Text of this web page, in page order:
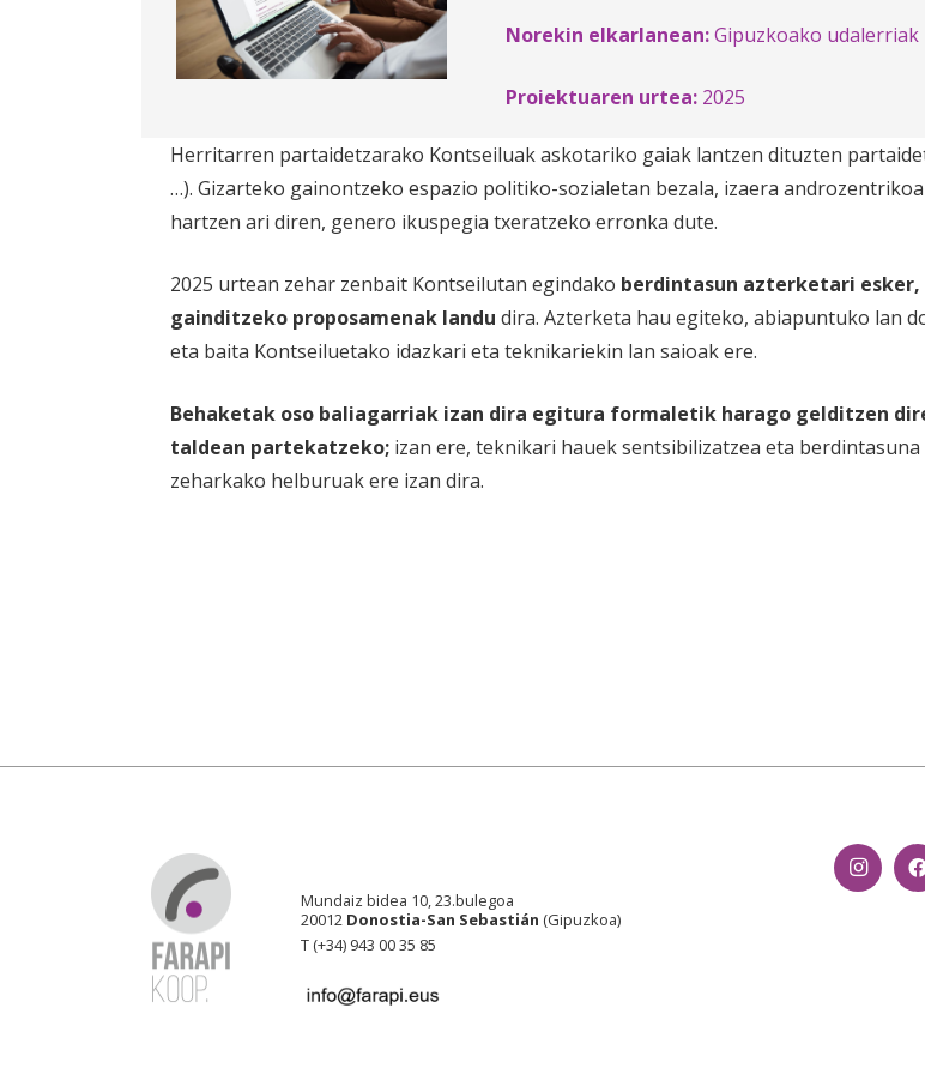
Norekin elkarlanean:Gipuzkoako udalerriak
Proiektuaren urtea: 2025
Herritarren partaidetzarako Kontseiluak askotariko gaiak lantzen dituzten
…). Gizarteko gainontzeko espazio politiko-sozialetan bezala, izaera
hartzen ari diren, genero ikuspegia txeratzeko erronka dute.
2025 urtean zehar zenbait Kontseilutan egindako berdintasun azterketari
gainditzeko proposamenak landu dira. Azterketa hau egiteko, abiapuntuko lan
eta baita Kontseiluetako idazkari eta teknikariekin lan saioak ere.
Behaketak oso baliagarriak izan dira egitura formaletik harago gelditzen
taldean partekatzeko; izan ere, teknikari hauek sentsibilizatzea eta
zeharkako helburuak ere izan dira.
Mundaiz bidea 10, 23.bulegoa
20012 Donostia-San Sebastián (Gipuzkoa)
T (+34) 943 00 35 85